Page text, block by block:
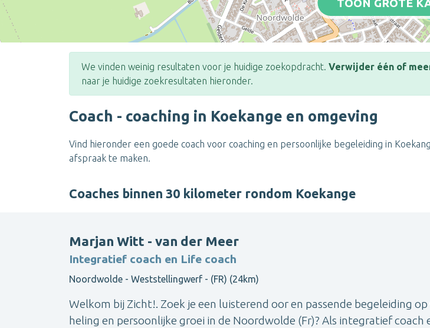
TOON GROTE
We vinden weinig resultaten voor je huidige zoekopdracht. Verwijder één of
naar je huidige zoekresultaten hieronder.
Coach - coaching in Koekange en omgeving
Vind hieronder een goede coach voor coaching en persoonlijke begeleiding in
afspraak te maken.
Coaches binnen 30 kilometer rondom Koekange
Marjan Witt - van der Meer
Integratief coach en Life coach
Noordwolde - Weststellingwerf - (FR) (24km)
Welkom bij Zicht!. Zoek je een luisterend oor en passende begeleiding
heling en persoonlijke groei in de Noordwolde (Fr)? Als integratief